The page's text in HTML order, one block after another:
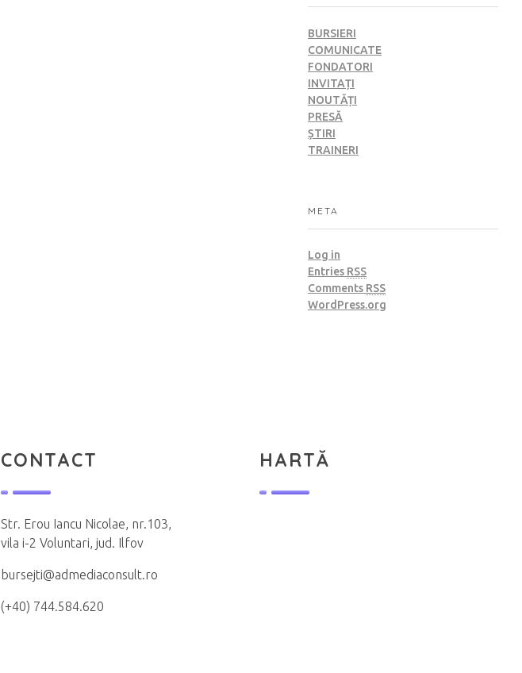
BURSIERI
COMUNICATE
FONDATORI
INVITAȚI
NOUTĂȚI
PRESĂ
ȘTIRI
TRAINERI
META
Log in
Entries RSS
Comments RSS
WordPress.org
CONTACT
Str. Erou Iancu Nicolae, nr.103,
vila i-2 Voluntari, jud. Ilfov
bursejti@admediaconsult.ro
(+40) 744.584.620
HARTĂ